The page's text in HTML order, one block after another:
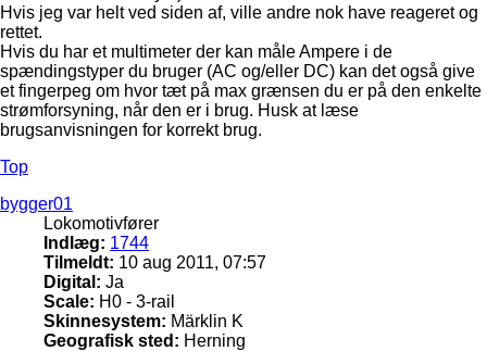
Hvis jeg var helt ved siden af, ville andre nok have reageret og
rettet.
Hvis du har et multimeter der kan måle Ampere i de
spændingstyper du bruger (AC og/eller DC) kan det også give
et fingerpeg om hvor tæt på max grænsen du er på den enkelte
strømforsyning, når den er i brug. Husk at læse
brugsanvisningen for korrekt brug.
Top
bygger01
Lokomotivfører
Indlæg: 1744
Tilmeldt: 10 aug 2011, 07:57
Digital: Ja
Scale: H0 - 3-rail
Skinnesystem: Märklin K
Geografisk sted: Herning